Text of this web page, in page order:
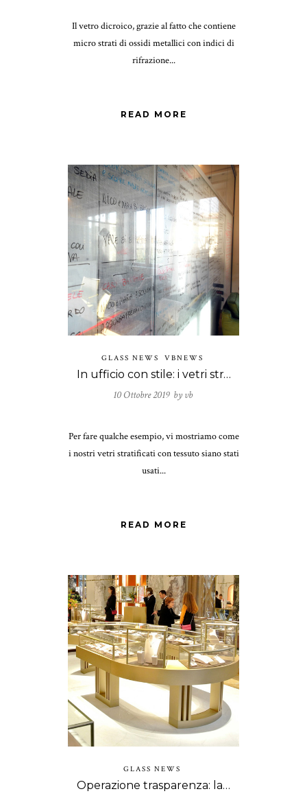
Il vetro dicroico, grazie al fatto che contiene
micro strati di ossidi metallici con indici di
rifrazione...
READ MORE
GLASS NEWS VBNEWS
In ufficio con stile: i vetri stratificati con tessuto
10 Ottobre 2019 by vb
Per fare qualche esempio, vi mostriamo come
i nostri vetri stratificati con tessuto siano stati
usati...
READ MORE
GLASS NEWS
Operazione trasparenza: la teca in vetro